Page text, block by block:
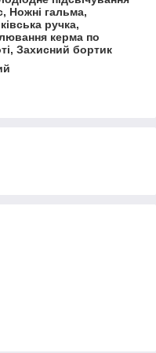
Ножні гальма,
ручка,
керма по
Захисний бортик